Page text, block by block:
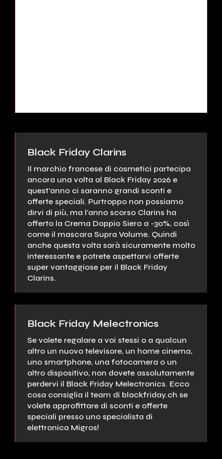
Black Friday Clarins
Il marchio francese di cosmetici partecipa
ancora una volta al Black Friday 2026 e
quest'anno ci saranno grandi sconti e
offerte speciali. Purtroppo non possiamo
dirvi di più, ma l'anno scorso Clarins ha
offerto la Crema Doppio Siero a -30%, così
come il mascara Supra Volume. Quindi
anche questa volta sarà sicuramente molto
interessante e potrete aspettarvi offerte
super vantaggiose per il Black Friday
Clarins.
Black Friday Melectronics
Se volete regalare a voi stessi o a qualcun
altro un nuovo televisore, un home cinema,
uno smartphone, una fotocamera o un
altro dispositivo, non dovete assolutamente
perdervi il Black Friday Melectronics. Ecco
cosa consiglia il team di blackfriday.ch se
volete approfittare di sconti e offerte
speciali presso uno specialista di
elettronica Migros!